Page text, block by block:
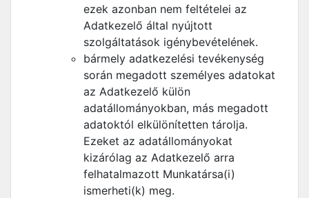
ezek azonban nem feltételei az
Adatkezelő által nyújtott
szolgáltatások igénybevételének.
bármely adatkezelési tevékenység
során megadott személyes adatokat
az Adatkezelő külön
adatállományokban, más megadott
adatoktól elkülönítetten tárolja.
Ezeket az adatállományokat
kizárólag az Adatkezelő arra
felhatalmazott Munkatársa(i)
ismerheti(k) meg.